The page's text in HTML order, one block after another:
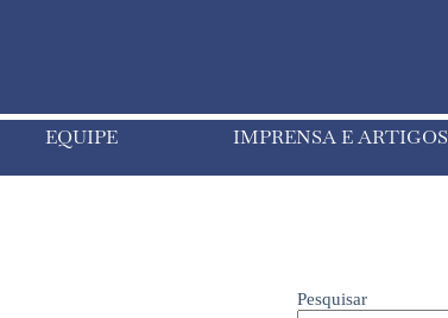
EQUIPE IMPRENSA E ARTIGOS
Pesquisar